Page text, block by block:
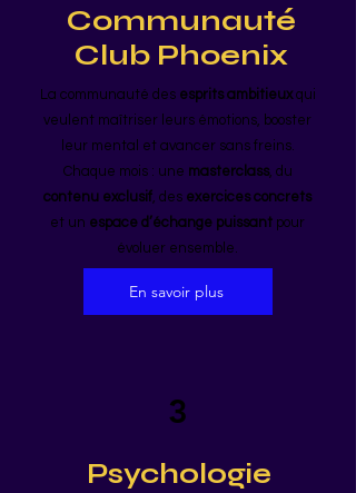
Communauté
Club Phoenix
La communauté des esprits ambitieuxqui
veulent maîtriser leurs émotions, booster
leur mental et avancer sans freins.
Chaque mois : une masterclass, du
contenu exclusif, des exercices concrets
et un espace d’échange puissant pour
évoluer ensemble.
En savoir plus
3
Psychologie